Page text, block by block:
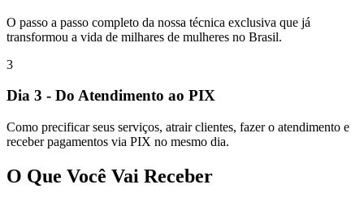
O passo a passo completo da nossa técnica exclusiva que já
transformou a vida de milhares de mulheres no Brasil.
3
Dia 3 - Do Atendimento ao PIX
Como precificar seus serviços, atrair clientes, fazer o atendimento e
receber pagamentos via PIX no mesmo dia.
O Que Você Vai Receber